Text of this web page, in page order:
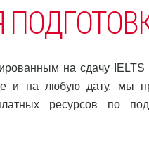
на сдачу IELTS
и на любую дату, мы
ресурсов по